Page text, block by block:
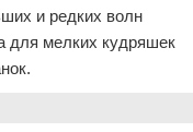
и редких волн
для мелких кудряшек